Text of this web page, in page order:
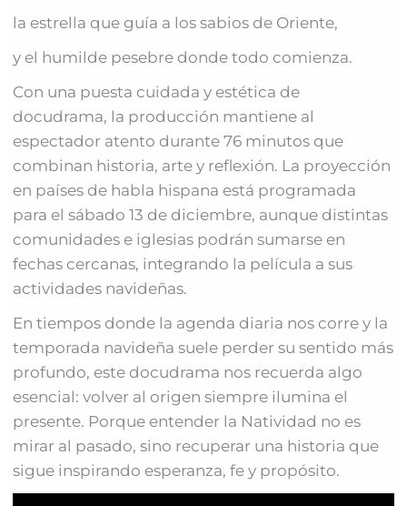
la estrella que guía a los sabios de Oriente,
y el humilde pesebre donde todo comienza.
Con una puesta cuidada y estética de
docudrama, la producción mantiene al
espectador atento durante 76 minutos que
combinan historia, arte y reflexión. La proyección
en países de habla hispana está programada
para el sábado 13 de diciembre, aunque distintas
comunidades e iglesias podrán sumarse en
fechas cercanas, integrando la película a sus
actividades navideñas.
En tiempos donde la agenda diaria nos corre y la
temporada navideña suele perder su sentido más
profundo, este docudrama nos recuerda algo
esencial: volver al origen siempre ilumina el
presente. Porque entender la Natividad no es
mirar al pasado, sino recuperar una historia que
sigue inspirando esperanza, fe y propósito.